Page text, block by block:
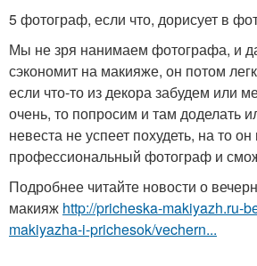
5 фотограф, если что, дорисует в
Мы не зря нанимаем фотографа, и
сэкономит на макияже, он потом
если что-то из декора забудем или
очень, то попросим и там доделать
невеста не успеет похудеть, на то он
профессиональный фотограф и
Подробнее читайте новости о
макияж http://pricheska-makiyazh.ru-
makiyazha-i-prichesok/vechern...